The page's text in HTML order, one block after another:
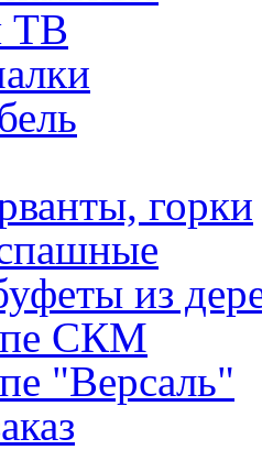
ТВ
горки
из
СКМ
"Версаль"